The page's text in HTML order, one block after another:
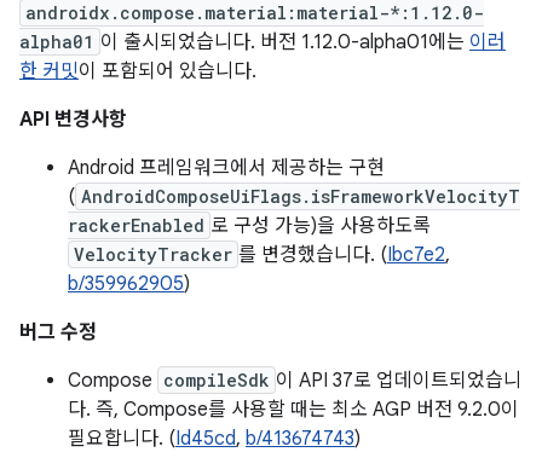
androidx.compose.material:material-*:1.12.0-
alpha01 이 출시되었습니다. 버전 1.12.0-alpha01에는 이러
한 커밋이 포함되어 있습니다.
API 변경사항
Android 프레임워크에서 제공하는 구현
( AndroidComposeUiFlags.isFrameworkVelocityT
rackerEnabled 로 구성 가능)을 사용하도록
VelocityTracker 를 변경했습니다. (Ibc7e2,
b/359962905)
버그 수정
Compose compileSdk 이 API 37로 업데이트되었습니
다. 즉, Compose를 사용할 때는 최소 AGP 버전 9.2.0이
필요합니다. (Id45cd, b/413674743)